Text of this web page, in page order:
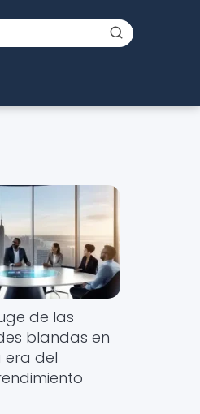
de las
blandas en
era del